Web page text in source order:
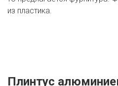
из пластика.
Плинтус